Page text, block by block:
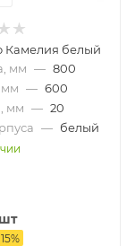
Камелия белый
мм — 800
мм — 600
мм — 20
— белый
15%